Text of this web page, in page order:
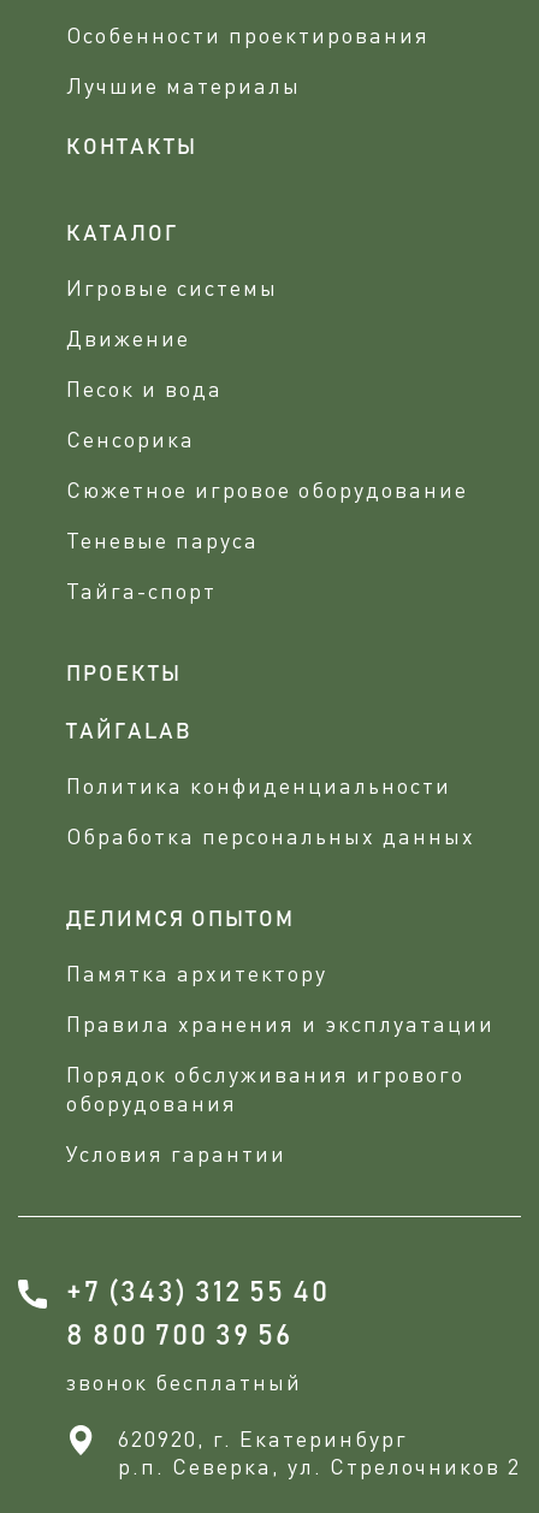
Особенности проектирования
Лучшие материалы
КОНТАКТЫ
КАТАЛОГ
Игровые системы
Движение
Песок и вода
Сенсорика
Сюжетное игровое оборудование
Теневые паруса
Тайга-спорт
ПРОЕКТЫ
ТАЙГАLAB
Политика конфиденциальности
Обработка персональных данных
ДЕЛИМСЯ ОПЫТОМ
Памятка архитектору
Правила хранения и эксплуатации
Порядок обслуживания игрового
оборудования
Условия гарантии
+7 (343) 312 55 40
8 800 700 39 56
звонок бесплатный
620920, г. Екатеринбург
р.п. Северка, ул. Стрелочников 2